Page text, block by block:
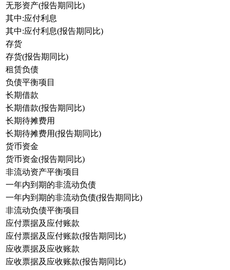
无形资产(报告期同比)
其中:应付利息
其中:应付利息(报告期同比)
存货
存货(报告期同比)
租赁负债
负债平衡项目
长期借款
长期借款(报告期同比)
长期待摊费用
长期待摊费用(报告期同比)
货币资金
货币资金(报告期同比)
非流动资产平衡项目
一年内到期的非流动负债
一年内到期的非流动负债(报告期同比)
非流动负债平衡项目
应付票据及应付账款
应付票据及应付账款(报告期同比)
应收票据及应收账款
应收票据及应收账款(报告期同比)